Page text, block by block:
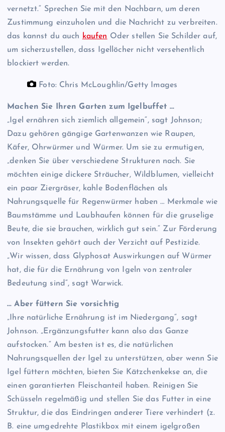
vernetzt.“ Sprechen Sie mit den Nachbarn, um deren
Zustimmung einzuholen und die Nachricht zu verbreiten.
das kannst du auch
kaufen Oder stellen Sie Schilder auf,
um sicherzustellen, dass Igellöcher nicht versehentlich
blockiert werden.
Foto: Chris McLoughlin/Getty Images
Machen Sie Ihren Garten zum Igelbuffet …
„Igel ernähren sich ziemlich allgemein“, sagt Johnson;
Dazu gehören gängige Gartenwanzen wie Raupen,
Käfer, Ohrwürmer und Würmer. Um sie zu ermutigen,
„denken Sie über verschiedene Strukturen nach. Sie
möchten einige dickere Sträucher, Wildblumen, vielleicht
ein paar Ziergräser, kahle Bodenflächen als
Nahrungsquelle für Regenwürmer haben … Merkmale wie
Baumstämme und Laubhaufen können für die gruselige
Beute, die sie brauchen, wirklich gut sein.“ Zur Förderung
von Insekten gehört auch der Verzicht auf Pestizide.
„Wir wissen, dass Glyphosat Auswirkungen auf Würmer
hat, die für die Ernährung von Igeln von zentraler
Bedeutung sind“, sagt Warwick.
… Aber füttern Sie vorsichtig
„Ihre natürliche Ernährung ist im Niedergang“, sagt
Johnson. „Ergänzungsfutter kann also das Ganze
aufstocken.“ Am besten ist es, die natürlichen
Nahrungsquellen der Igel zu unterstützen, aber wenn Sie
Igel füttern möchten, bieten Sie Kätzchenkekse an, die
einen garantierten Fleischanteil haben. Reinigen Sie
Schüsseln regelmäßig und stellen Sie das Futter in eine
Struktur, die das Eindringen anderer Tiere verhindert (z.
B. eine umgedrehte Plastikbox mit einem igelgroßen